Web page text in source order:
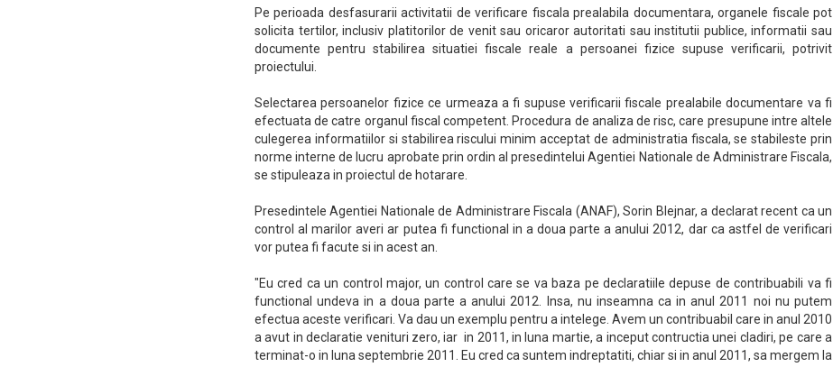
Pe perioada desfasurarii activitatii de verificare fiscala prealabila documentara, organele fiscale pot
solicita tertilor, inclusiv platitorilor de venit sau oricaror autoritati sau institutii publice, informatii sau
documente pentru stabilirea situatiei fiscale reale a persoanei fizice supuse verificarii, potrivit
proiectului.
Selectarea persoanelor fizice ce urmeaza a fi supuse verificarii fiscale prealabile documentare va fi
efectuata de catre organul fiscal competent. Procedura de analiza de risc, care presupune intre altele
culegerea informatiilor si stabilirea riscului minim acceptat de administratia fiscala, se stabileste prin
norme interne de lucru aprobate prin ordin al presedintelui Agentiei Nationale de Administrare Fiscala,
se stipuleaza in proiectul de hotarare.
Presedintele Agentiei Nationale de Administrare Fiscala (ANAF), Sorin Blejnar, a declarat recent ca un
control al marilor averi ar putea fi functional in a doua parte a anului 2012, dar ca astfel de verificari
vor putea fi facute si in acest an.
"Eu cred ca un control major, un control care se va baza pe declaratiile depuse de contribuabili va fi
functional undeva in a doua parte a anului 2012. Insa, nu inseamna ca in anul 2011 noi nu putem
efectua aceste verificari. Va dau un exemplu pentru a intelege. Avem un contribuabil care in anul 2010
a avut in declaratie venituri zero, iar in 2011, in luna martie, a inceput contructia unei cladiri, pe care a
terminat-o in luna septembrie 2011. Eu cred ca suntem indreptatiti, chiar si in anul 2011, sa mergem la